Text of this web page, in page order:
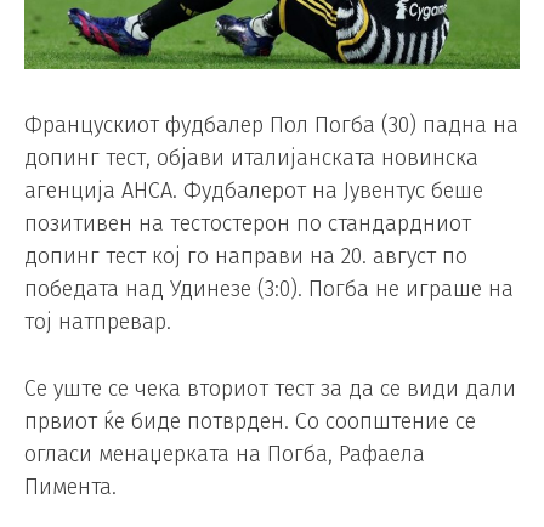
Францускиот фудбалер Пол Погба (30) падна на
допинг тест, објави италијанската новинска
агенција АНСА. Фудбалерот на Јувентус беше
позитивен на тестостерон по стандардниот
допинг тест кој го направи на 20. август по
победата над Удинезе (3:0). Погба не играше на
тој натпревар.
Се уште се чека вториот тест за да се види дали
првиот ќе биде потврден. Со соопштение се
огласи менаџерката на Погба, Рафаела
Пимента.